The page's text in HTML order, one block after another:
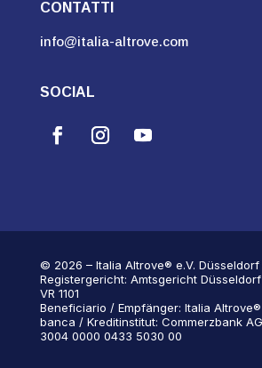
CONTATTI
info@italia-altrove.com
SOCIAL
© 2026 – Italia Altrove® e.V. Düsseldorf
Registergericht: Amtsgericht Düsseldorf
VR 1101
Beneficiario / Empfänger: Italia
banca / Kreditinstitut: Commerzbank AG
3004 0000 0433 5030 00